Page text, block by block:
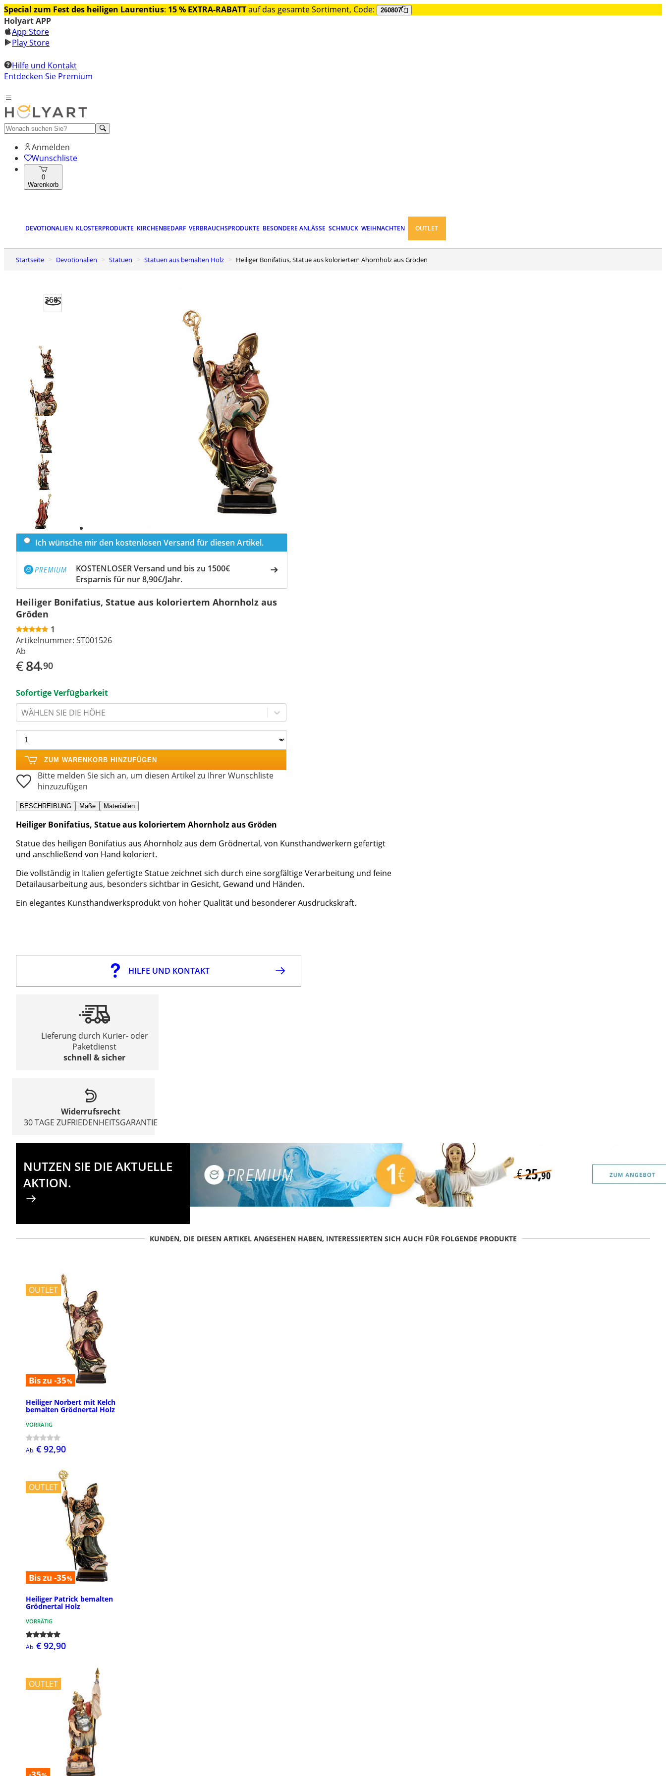
Special zum Fest des heiligen Laurentius: 15 % EXTRA-RABATTauf das gesamte Sortiment, Code: 260807
Holyart APP
App Store
Play Store
Hilfe und Kontakt
Entdecken Sie Premium
Anmelden
Wunschliste
0
Warenkorb
DEVOTIONALIEN KLOSTERPRODUKTE KIRCHENBEDARF VERBRAUCHSPRODUKTE BESONDERE ANLÄSSE SCHMUCK WEIHNACHTEN OUTLET
Startseite Devotionalien Statuen Statuen aus bemalten Holz Heiliger Bonifatius, Statue aus koloriertem Ahornholz aus Gröden
360°
Previous
slide
Next
slide
Ich wünsche mir den kostenlosen Versand für diesen Artikel.
KOSTENLOSER Versand und bis zu 1500€
Ersparnis für nur 8,90€/Jahr.
Heiliger Bonifatius, Statue aus koloriertem Ahornholz aus
Gröden
1
Artikelnummer: ST001526
Ab
€84,90
Sofortige Verfügbarkeit
WÄHLEN SIE DIE HÖHE
ZUM WARENKORB HINZUFÜGEN
Bitte melden Sie sich an, um diesen Artikel zu Ihrer Wunschliste
hinzuzufügen
BESCHREIBUNG Maße Materialien
Heiliger Bonifatius, Statue aus koloriertem Ahornholz aus Gröden
Statue des heiligen Bonifatius aus Ahornholz aus dem Grödnertal, von Kunsthandwerkern gefertigt
und anschließend von Hand koloriert.
Die vollständig in Italien gefertigte Statue zeichnet sich durch eine sorgfältige Verarbeitung und feine
Detailausarbeitung aus, besonders sichtbar in Gesicht, Gewand und Händen.
Ein elegantes Kunsthandwerksprodukt von hoher Qualität und besonderer Ausdruckskraft.
HILFE UND KONTAKT
Lieferung durch Kurier- oder
Paketdienst
schnell & sicher
Widerrufsrecht
30 TAGE ZUFRIEDENHEITSGARANTIE
NUTZEN SIE DIE AKTUELLE
AKTION.
KUNDEN, DIE DIESEN ARTIKEL ANGESEHEN HABEN, INTERESSIERTEN SICH AUCH FÜR FOLGENDE PRODUKTE
OUTLET
Bis zu -35%
Heiliger Norbert mit Kelch
bemalten Grödnertal Holz
VORRÄTIG
Ab € 92,90
OUTLET
Bis zu -35%
Heiliger Patrick bemalten
Grödnertal Holz
VORRÄTIG
Ab € 92,90
OUTLET